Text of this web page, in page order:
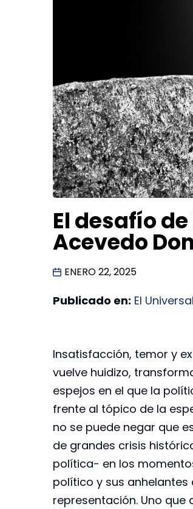
El desafío
Acevedo
ENERO 22, 2025
Publicado en: El Universal
Insatisfacción, temor y
vuelve huidizo,
espejos en el que la
frente al tópico de la
no se puede negar que
de grandes crisis
política- en los
político y sus
representación. Uno